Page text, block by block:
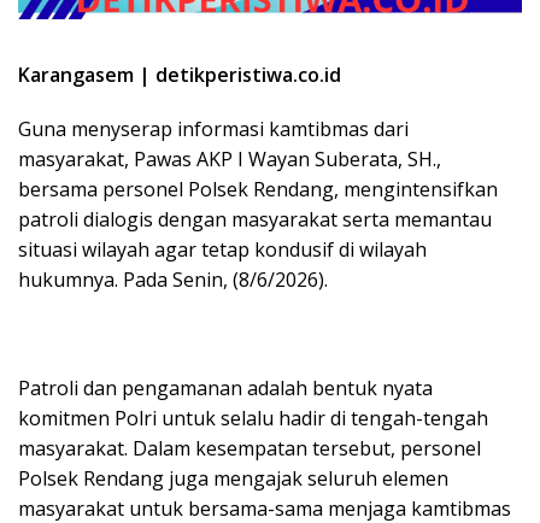
Karangasem | detikperistiwa.co.id
Guna menyserap informasi kamtibmas dari
masyarakat, Pawas AKP I Wayan Suberata, SH.,
bersama personel Polsek Rendang, mengintensifkan
patroli dialogis dengan masyarakat serta memantau
situasi wilayah agar tetap kondusif di wilayah
hukumnya. Pada Senin, (8/6/2026).
Patroli dan pengamanan adalah bentuk nyata
komitmen Polri untuk selalu hadir di tengah-tengah
masyarakat. Dalam kesempatan tersebut, personel
Polsek Rendang juga mengajak seluruh elemen
masyarakat untuk bersama-sama menjaga kamtibmas